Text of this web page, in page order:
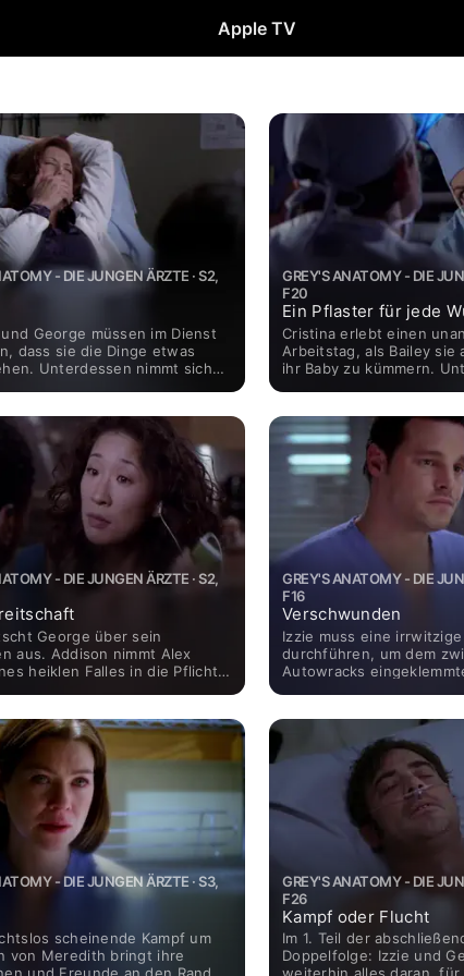
Apple TV
- DIE JUNGEN ÄRZTE · S2,
George müssen im Dienst
dass sie die Dinge etwas
Unterdessen nimmt sich
delikaten Frauengeschichte
Alex macht sich eine
Eifersucht breit, als Izzie
Aufmerksamkeit schenkt.
GREY'S ANATOMY - DIE
F20
Ein Pflaster für jede
Cristina erlebt einen
Arbeitstag, als Bailey sie
ihr Baby zu kümmern.
sich für Alex weiterhin
seinem Verhältnis zu
- DIE JUNGEN ÄRZTE · S2,
George über sein
aus. Addison nimmt Alex
heiklen Falles in die Pflicht.
GREY'S ANATOMY - DIE
F16
Verschwunden
Izzie muss eine
durchführen, um dem
Autowracks
Meredith von einem Kind
geführt. Indessen
Toten, um den
unerträgliche
Mark wiederum zeigt
großen Leids um ihn
neuen Seite.
- DIE JUNGEN ÄRZTE · S3,
scheinende Kampf um
von Meredith bringt ihre
GREY'S ANATOMY - DIE
F26
Kampf oder Flucht
Im 1. Teil der
Doppelfolge: Izzie und